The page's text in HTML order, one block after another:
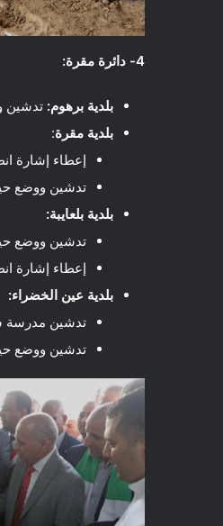
4- دائرة مقرة:
بلدية برهوم: تدشين
بلدية مقرة:
إعطاء إشارة
تدشين ووضع
بلدية بلعايبة:
تدشين ووضع
إعطاء إشارة
بلدية عين الخضراء:
تدشين مدرسة
تدشين ووضع